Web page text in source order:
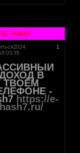
- Hash7
1
2024-
В
ТВОЁМ
-
https://e-
hash7.ru/